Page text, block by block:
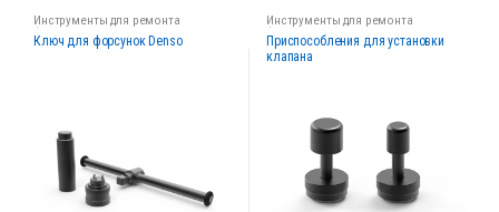
Инструменты для ремонта
форсунок
Ключ для форсунок Denso
Инструменты для ремонта
форсунок
Приспособления для установки
клапана